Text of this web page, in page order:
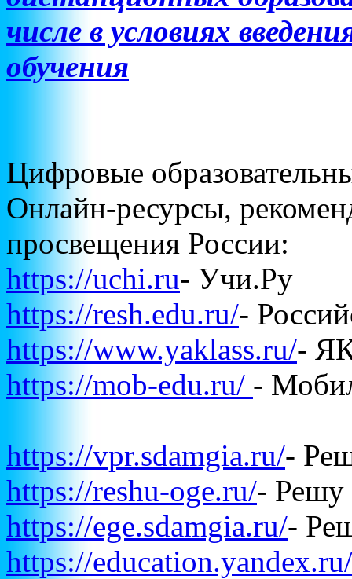
числе в условиях
обучения
Цифровые
Онлайн-ресурсы,
просвещения России:
https://uchi.ru- Учи.Ру
https://resh.edu.ru/-
https://www.yaklass.ru/-
https://mob-edu.ru/ -
https://vpr.sdamgia.ru/-
https://reshu-oge.ru/-
https://ege.sdamgia.ru/-
https://education.yandex.ru/